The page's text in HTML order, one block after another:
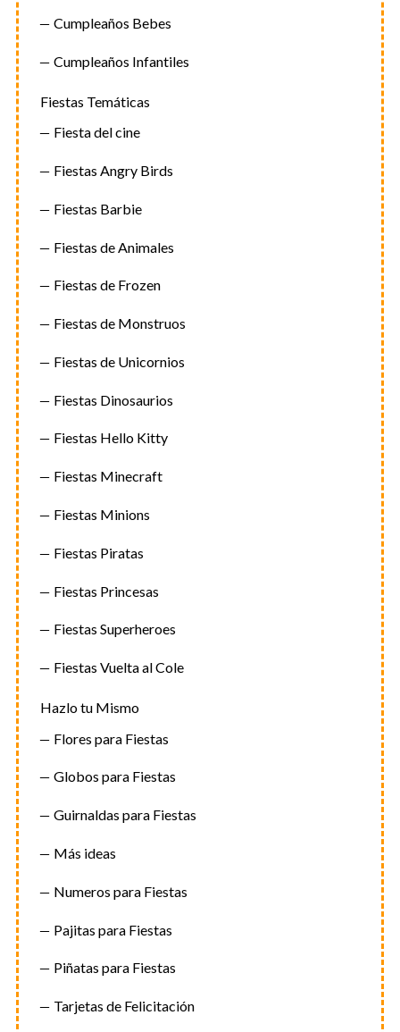
Cumpleaños Bebes
Cumpleaños Infantiles
Fiestas Temáticas
Fiesta del cine
Fiestas Angry Birds
Fiestas Barbie
Fiestas de Animales
Fiestas de Frozen
Fiestas de Monstruos
Fiestas de Unicornios
Fiestas Dinosaurios
Fiestas Hello Kitty
Fiestas Minecraft
Fiestas Minions
Fiestas Piratas
Fiestas Princesas
Fiestas Superheroes
Fiestas Vuelta al Cole
Hazlo tu Mismo
Flores para Fiestas
Globos para Fiestas
Guirnaldas para Fiestas
Más ideas
Numeros para Fiestas
Pajitas para Fiestas
Piñatas para Fiestas
Tarjetas de Felicitación